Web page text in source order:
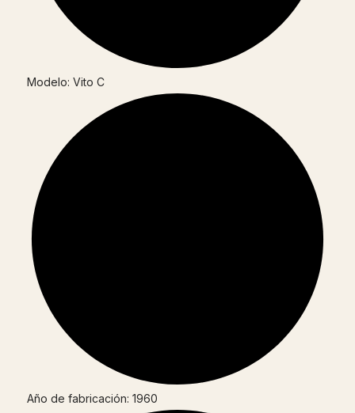
Modelo: Vito C
Año de fabricación: 1960